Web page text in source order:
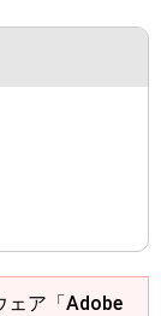
ェア「Adobe